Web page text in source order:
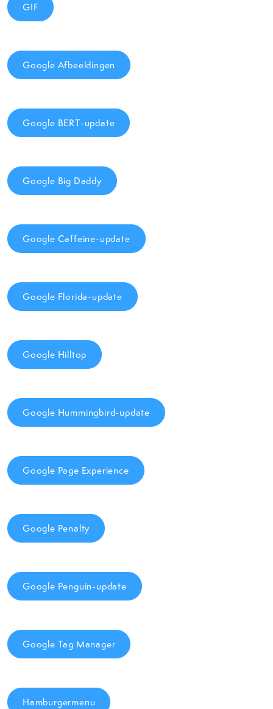
GIF
Google Afbeeldingen
Google BERT-update
Google Big Daddy
Google Caffeine-update
Google Florida-update
Google Hilltop
Google Hummingbird-update
Google Page Experience
Google Penalty
Google Penguin-update
Google Tag Manager
Hamburgermenu